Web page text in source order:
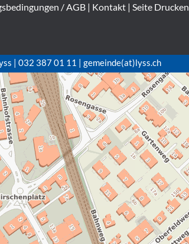
/ AGB| Kontakt| Seite Drucken
| 032 387 01 11 | gemeinde(at)lyss.ch